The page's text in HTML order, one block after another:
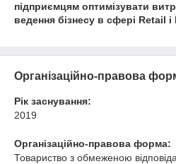
підприємцям оптимізувати
ведення бізнесу в сфері Retail і
Організаційно-правова
Рік заснування:
2019
Організаційно-правова форма:
Товариство з обмеженою